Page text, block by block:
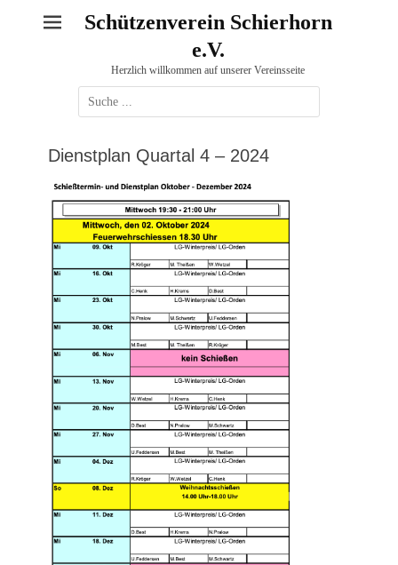
Schützenverein Schierhorn
e.V.
Herzlich willkommen auf unserer Vereinsseite
Suche
nach:
Dienstplan Quartal 4 – 2024